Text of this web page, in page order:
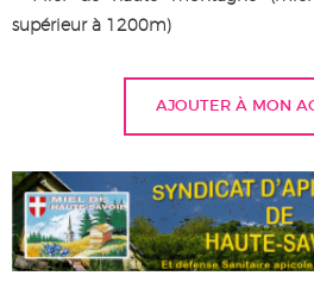
supérieur à 1200m)
AJOUTER À MON